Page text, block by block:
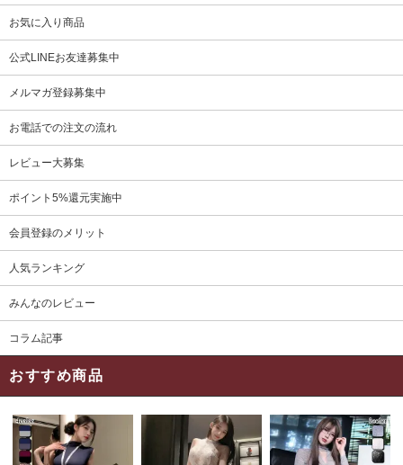
お気に入り商品
公式LINEお友達募集中
メルマガ登録募集中
お電話での注文の流れ
レビュー大募集
ポイント5%還元実施中
会員登録のメリット
人気ランキング
みんなのレビュー
コラム記事
おすすめ商品